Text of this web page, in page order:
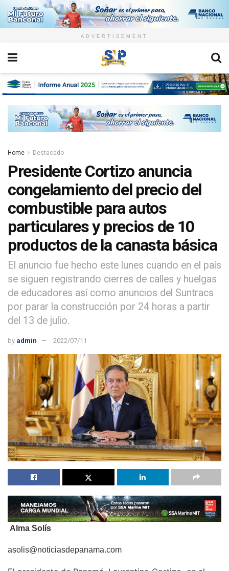
ADVERTISEMENT
Home Destacado
Presidente Cortizo anuncia
congelamiento del precio del
combustible para autos
particulares y precios de 10
productos de la canasta básica
El anuncio fue hecho este lunes cuando en el país
se siguen registrando cierres de calles y huelgas
de educadores así como anuncios del Suntracs
por parar la construcción por 24 horas a partir
del 13 de julio.
by admin 2022/07/11
Alma Solís
asolis@noticiasdepanama.com